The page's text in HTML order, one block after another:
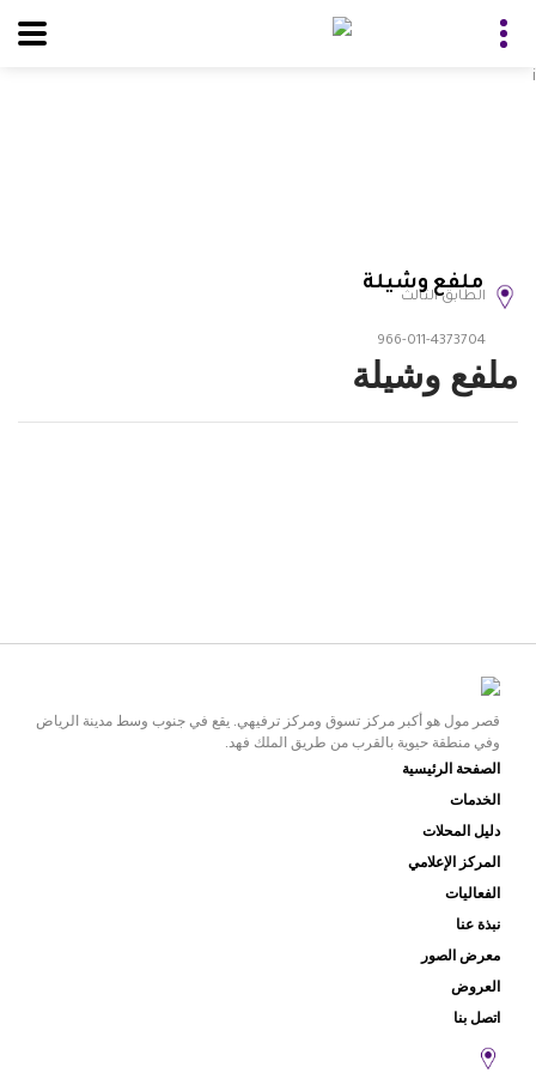
i
ملفع وشيلة
الطابق الثالث
966-011-4373704
ملفع وشيلة
قصر مول هو أكبر مركز تسوق ومركز ترفيهي. يقع في جنوب وسط مدينة الرياض
وفي منطقة حيوية بالقرب من طريق الملك فهد.
الصفحة الرئيسية
الخدمات
دليل المحلات
المركز الإعلامي
الفعاليات
نبذة عنا
معرض الصور
العروض
اتصل بنا